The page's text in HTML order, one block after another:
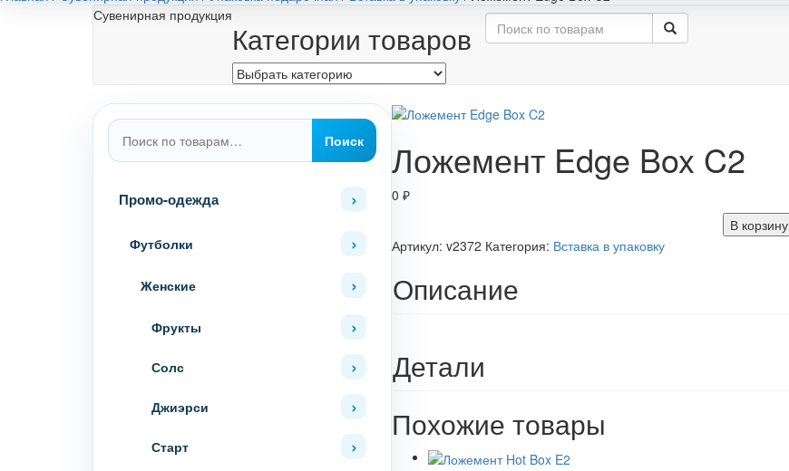
Сувенирная продукция
Категории товаров
Искать:
Поиск
Промо-одежда
Футболки
Женские
Фрукты
Солс
Джиэрси
Старт
Ложемент Edge Box C2
0 ₽
В корзину
Артикул: v2372 Категория: Вставка в упаковку
Описание
Детали
Похожие товары